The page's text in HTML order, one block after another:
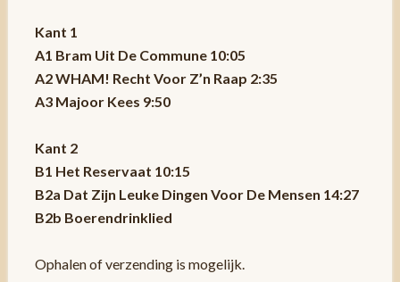
Kant 1
A1 Bram Uit De Commune 10:05
A2 WHAM! Recht Voor Z’n Raap 2:35
A3 Majoor Kees 9:50
Kant 2
B1 Het Reservaat 10:15
B2a Dat Zijn Leuke Dingen Voor De Mensen 14:27
B2b Boerendrinklied
Ophalen of verzending is mogelijk.